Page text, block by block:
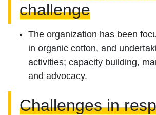
challenge
The organization has been
in organic cotton, and
activities; capacity building,
and advocacy.
Challenges in